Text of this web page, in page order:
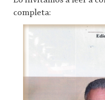
completa: